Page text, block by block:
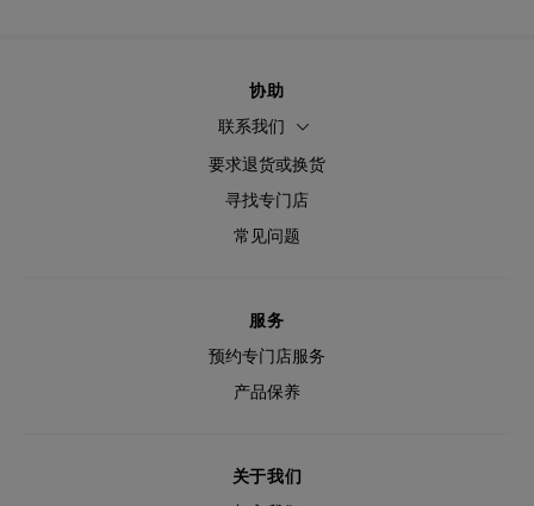
协助
联系我们
要求退货或换货
寻找专门店
常见问题
服务
预约专门店服务
产品保养
关于我们